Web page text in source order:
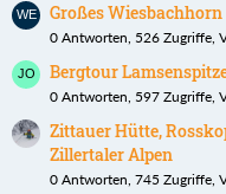
Großes
0 Antworten, 526 Zugriffe,
Bergtour
0 Antworten, 597 Zugriffe,
Zittauer Hütte,
Zillertaler Alpen
0 Antworten, 745 Zugriffe,